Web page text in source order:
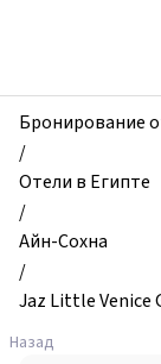
Jaz
Little
Venice
Golf
Resort,
Айн-
Сохна,
Египет
Бронирование
/
Отели в Египте
/
Айн-Сохна
/
Jaz Little Venice
Назад